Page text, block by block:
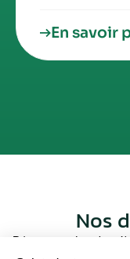
En savoir
Nos
Découvrez les